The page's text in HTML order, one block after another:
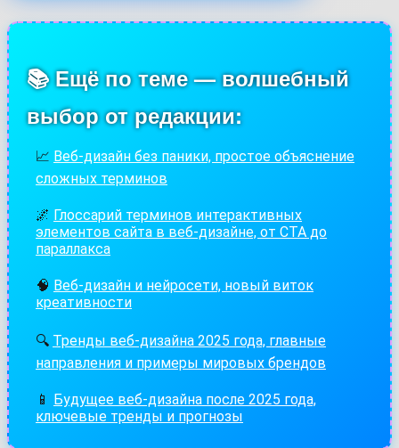
📚 Ещё по теме — волшебный
выбор от редакции:
📈 Веб-дизайн без паники, простое объяснение
сложных терминов
🌌 Глоссарий терминов интерактивных
элементов сайта в веб-дизайне, от СТА до
параллакса
🧠 Веб-дизайн и нейросети, новый виток
креативности
🔍 Тренды веб-дизайна 2025 года, главные
направления и примеры мировых брендов
📱 Будущее веб-дизайна после 2025 года,
ключевые тренды и прогнозы